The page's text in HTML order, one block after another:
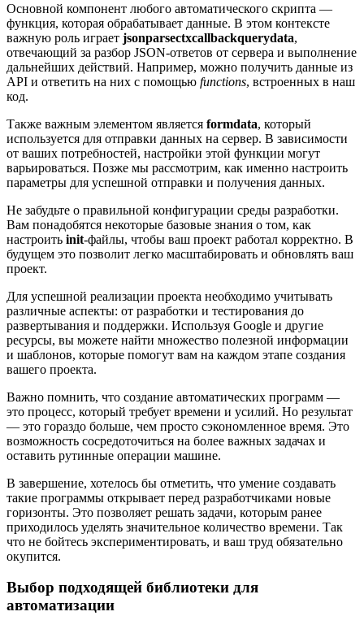
Основной компонент любого автоматического скрипта —
функция, которая обрабатывает данные. В этом контексте
важную роль играет jsonparsectxcallbackquerydata,
отвечающий за разбор JSON-ответов от сервера и выполнение
дальнейших действий. Например, можно получить данные из
API и ответить на них с помощью functions, встроенных в наш
код.
Также важным элементом является formdata, который
используется для отправки данных на сервер. В зависимости
от ваших потребностей, настройки этой функции могут
варьироваться. Позже мы рассмотрим, как именно настроить
параметры для успешной отправки и получения данных.
Не забудьте о правильной конфигурации среды разработки.
Вам понадобятся некоторые базовые знания о том, как
настроить init-файлы, чтобы ваш проект работал корректно. В
будущем это позволит легко масштабировать и обновлять ваш
проект.
Для успешной реализации проекта необходимо учитывать
различные аспекты: от разработки и тестирования до
развертывания и поддержки. Используя Google и другие
ресурсы, вы можете найти множество полезной информации
и шаблонов, которые помогут вам на каждом этапе создания
вашего проекта.
Важно помнить, что создание автоматических программ —
это процесс, который требует времени и усилий. Но результат
— это гораздо больше, чем просто сэкономленное время. Это
возможность сосредоточиться на более важных задачах и
оставить рутинные операции машине.
В завершение, хотелось бы отметить, что умение создавать
такие программы открывает перед разработчиками новые
горизонты. Это позволяет решать задачи, которым ранее
приходилось уделять значительное количество времени. Так
что не бойтесь экспериментировать, и ваш труд обязательно
окупится.
Выбор подходящей библиотеки для
автоматизации